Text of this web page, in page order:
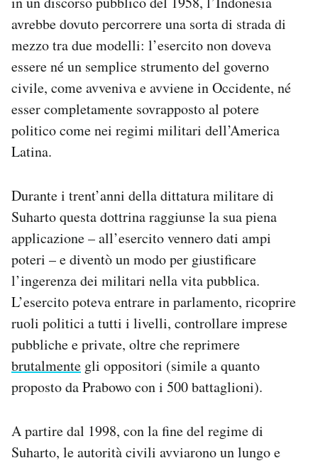
avrebbe dovuto percorrere una sorta di strada di
mezzo tra due modelli: l’esercito non doveva
essere né un semplice strumento del governo
civile, come avveniva e avviene in Occidente, né
esser completamente sovrapposto al potere
politico come nei regimi militari dell’America
Latina.
Durante i trent’anni della dittatura militare di
Suharto questa dottrina raggiunse la sua piena
applicazione – all’esercito vennero dati ampi
poteri – e diventò un modo per giustificare
l’ingerenza dei militari nella vita pubblica.
L’esercito poteva entrare in parlamento, ricoprire
ruoli politici a tutti i livelli, controllare imprese
pubbliche e private, oltre che reprimere
brutalmente gli oppositori (simile a quanto
proposto da Prabowo con i 500 battaglioni).
A partire dal 1998, con la fine del regime di
Suharto, le autorità civili avviarono un lungo e